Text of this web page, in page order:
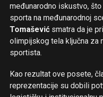
međunarodno iskustvo,
sporta na međunarodnoj
Tomašević smatra da je
olimpijskog tela ključna za
sportista.
Kao rezultat ove posete,
reprezentacije su dobili